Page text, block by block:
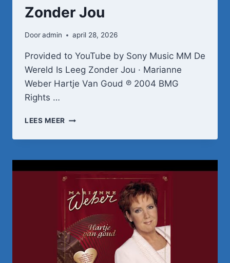
Zonder Jou
Dooradmin april 28, 2026
Provided to YouTube by Sony Music MM De
Wereld Is Leeg Zonder Jou · Marianne
Weber Hartje Van Goud ℗ 2004 BMG
Rights …
LEES MEER DE
IS
ZONDER
JOU